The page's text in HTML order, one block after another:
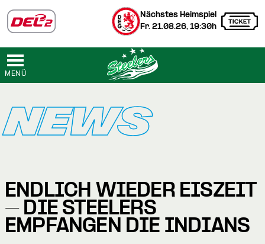
Nächstes Heimspiel
Fr. 21.08.26, 19:30h
MENÜ
NEWS
ENDLICH WIEDER EISZEIT
– DIE STEELERS
EMPFANGEN DIE INDIANS